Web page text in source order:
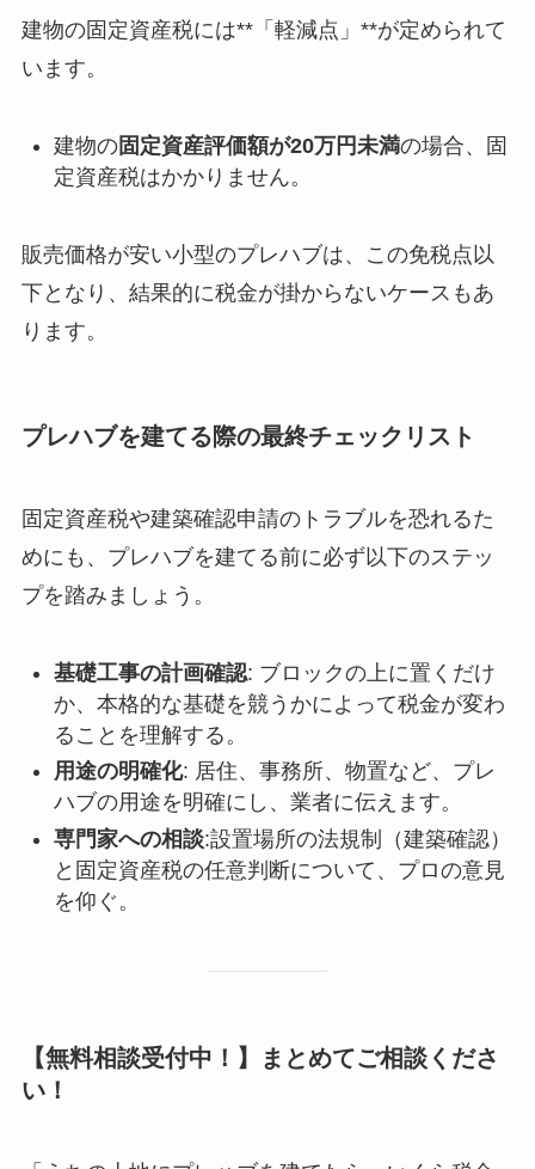
建物の固定資産税には**「軽減点」**が定められて
います。
建物の固定資産評価額が20万円未満の場合、固
定資産税はかかりません。
販売価格が安い小型のプレハブは、この免税点以
下となり、結果的に税金が掛からないケースもあ
ります。
プレハブを建てる際の最終チェックリスト
固定資産税や建築確認申請のトラブルを恐れるた
めにも、プレハブを建てる前に必ず以下のステッ
プを踏みましょう。
基礎工事の計画確認: ブロックの上に置くだけ
か、本格的な基礎を競うかによって税金が変わ
ることを理解する。
用途の明確化: 居住、事務所、物置など、プレ
ハブの用途を明確にし、業者に伝えます。
専門家への相談:設置場所の法規制（建築確認）
と固定資産税の任意判断について、プロの意見
を仰ぐ。
【無料相談受付中！】まとめてご相談くださ
い！